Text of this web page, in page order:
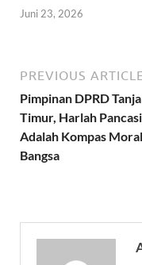
Juni 23, 2026
PREVIOUS ARTICLE
Pimpinan DPRD
Timur, Harlah
Adalah Kompas Moral
Bangsa